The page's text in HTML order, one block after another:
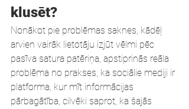
klusēt?
Nonākot pie problēmas saknes, kādēļ
arvien vairāk lietotāju izjūt vēlmi pēc
pasīva satura patēriņa, apstiprinās reāla
problēma no prakses, ka sociālie mediji ir
platforma, kur mīt informācijas
pārbagātība, cilvēki saprot, ka šajās